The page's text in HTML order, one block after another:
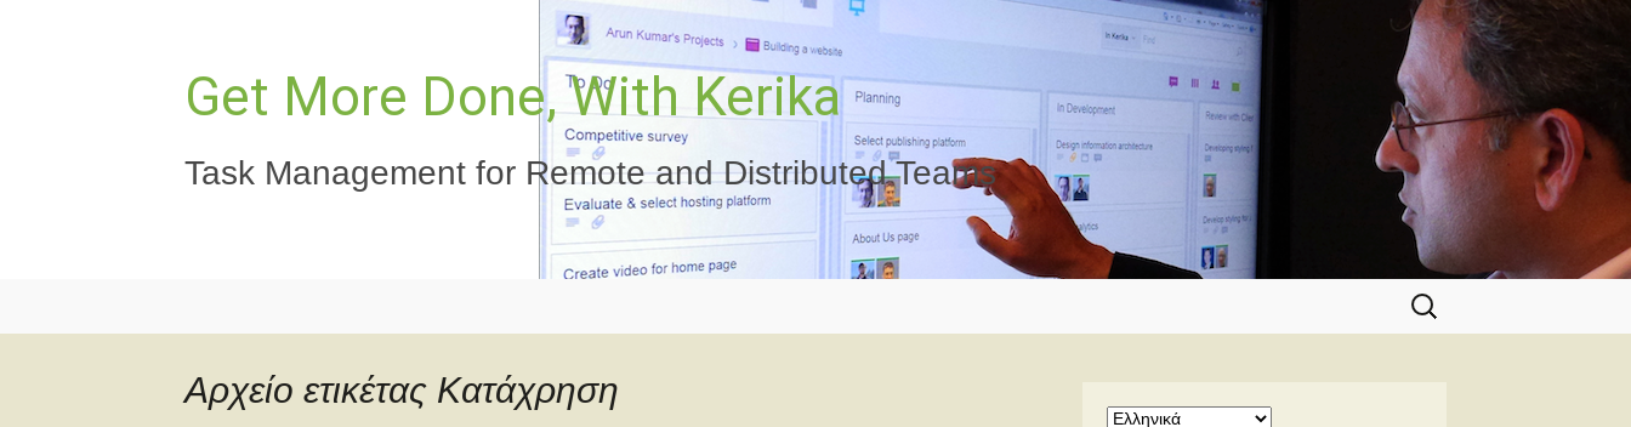
Get More Done, With Kerika
Task Management for Remote and Distributed Teams
Αναζήτηση
για:
Αρχείο ετικέτας Κατάχρηση